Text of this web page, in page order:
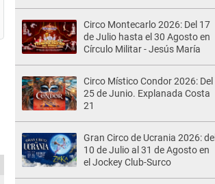
Circo Montecarlo 2026: Del 17
de Julio hasta el 30 Agosto en
Círculo Militar - Jesús María
Circo Místico Condor 2026: Del
25 de Junio. Explanada Costa
21
Gran Circo de Ucrania 2026: del
10 de Julio al 31 de Agosto en
el Jockey Club-Surco